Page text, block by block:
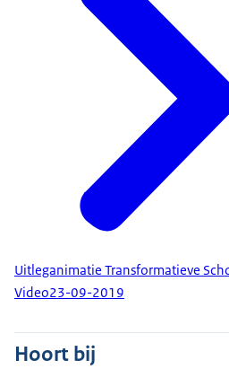
Uitleganimatie Transformatieve
Video23-09-2019
Hoort bij